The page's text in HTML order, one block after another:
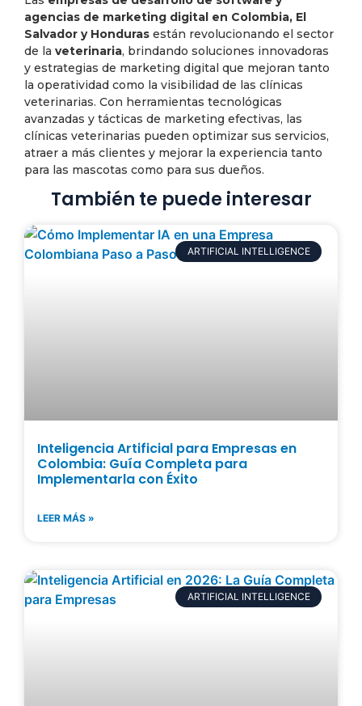
agencias de marketing digital en Colombia, El
Salvador y Honduras están revolucionando el sector
de la veterinaria, brindando soluciones innovadoras
y estrategias de marketing digital que mejoran tanto
la operatividad como la visibilidad de las clínicas
veterinarias. Con herramientas tecnológicas
avanzadas y tácticas de marketing efectivas, las
clínicas veterinarias pueden optimizar sus servicios,
atraer a más clientes y mejorar la experiencia tanto
para las mascotas como para sus dueños.
También te puede interesar
ARTIFICIAL INTELLIGENCE
Inteligencia Artificial para Empresas en
Colombia: Guía Completa para
Implementarla con Éxito
LEER MÁS »
ARTIFICIAL INTELLIGENCE